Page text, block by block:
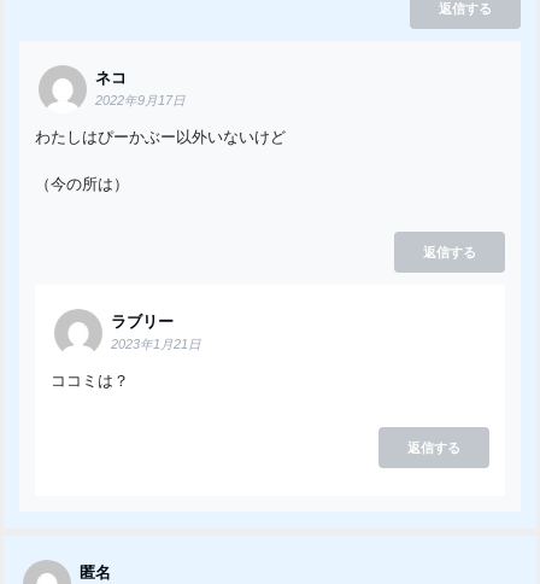
返信する
ネコ
2022年9月17日
わたしはぴーかぶー以外いないけど
（今の所は）
返信する
ラブリー
2023年1月21日
ココミは？
返信する
匿名